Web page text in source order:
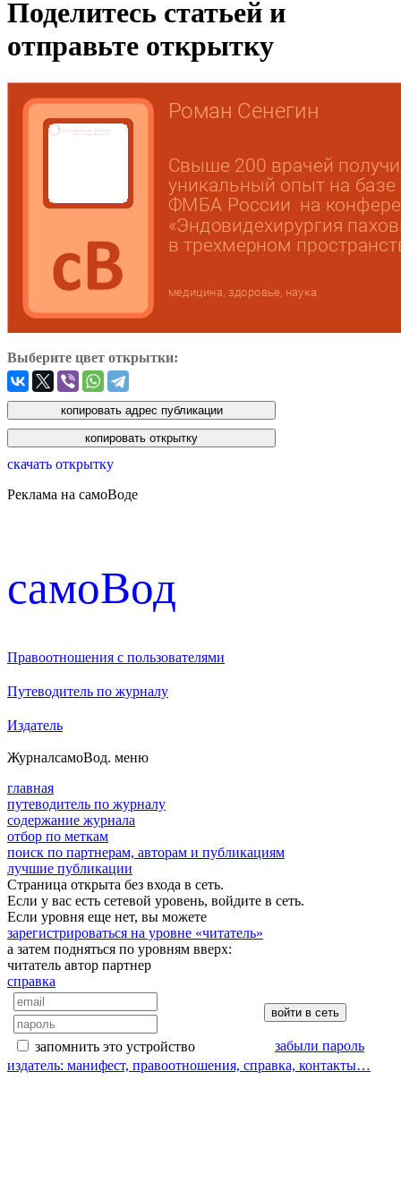
Поделитесь статьей и
отправьте открытку
Выберите цвет открытки:
скачать открытку
Реклама на самоВоде
cамоВод
Правоотношения с пользователями
Путеводитель по журналу
Издатель
ЖурналсамоВод. меню
главная
путеводитель по журналу
содержание журнала
отбор по меткам
поиск по партнерам, авторам и публикациям
лучшие публикации
Страница открыта без входа в сеть.
Если у вас есть сетевой уровень, войдите в сеть.
Если уровня еще нет, вы можете
зарегистрироваться на уровне «читатель»
а затем подняться по уровням вверх:
читатель автор партнер
справка
запомнить это устройство
забыли пароль
издатель: манифест, правоотношения, справка, контакты…